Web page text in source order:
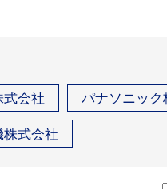
会社
パナソニック
式会社